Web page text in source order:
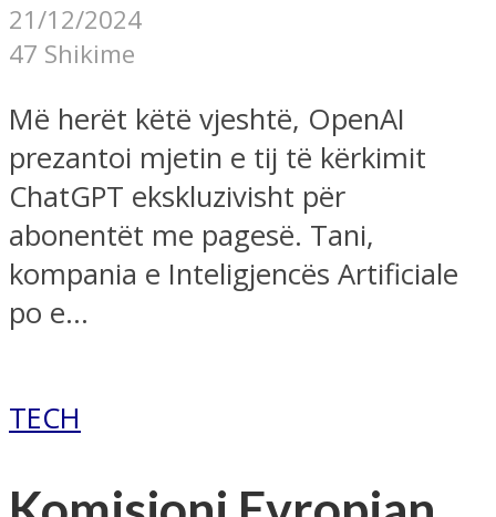
21/12/2024
47 Shikime
Më herët këtë vjeshtë, OpenAI
prezantoi mjetin e tij të kërkimit
ChatGPT ekskluzivisht për
abonentët me pagesë. Tani,
kompania e Inteligjencës Artificiale
po e...
TECH